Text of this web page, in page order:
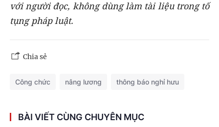
với người đọc, không dùng làm tài liệu trong tố
tụng pháp luật.
Chia sẻ
Công chức nâng lương thông báo nghỉ hưu
BÀI VIẾT CÙNG CHUYÊN MỤC